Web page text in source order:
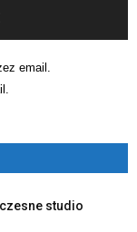
email.
studio